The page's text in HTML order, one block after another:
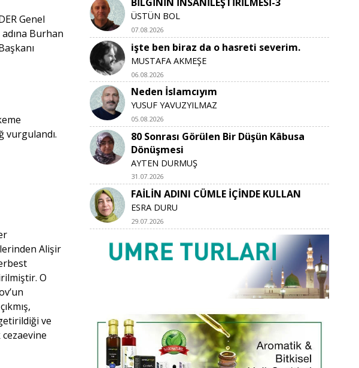
Genel
Burhan
vurgulandı.
Alişir
O
ve
ÜSTÜN BOL
07.08.2026
işte ben biraz da o hasreti severim.
MUSTAFA AKMEŞE
06.08.2026
Neden İslamcıyım
YUSUF YAVUZYILMAZ
05.08.2026
80 Sonrası Görülen Bir Düşün Kâbusa
Dönüşmesi
AYTEN DURMUŞ
31.07.2026
FAİLİN ADINI CÜMLE İÇİNDE KULLAN
ESRA DURU
29.07.2026